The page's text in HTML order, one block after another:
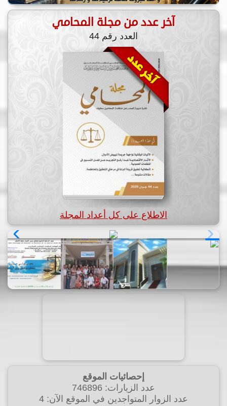
آخر عدد من مجلة المحامي
العدد رقم 44
الاطلاع على كل أعداد المجلة
إحصائيات الموقع
عدد الزيارات: 746896
عدد الزوار المتواجدين في الموقع الآن: 4